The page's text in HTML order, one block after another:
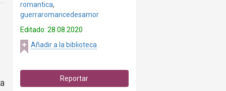
romantica,
guerraromancedesamor
Editado: 28.08.2020
Añadir a la biblioteca
Reportar